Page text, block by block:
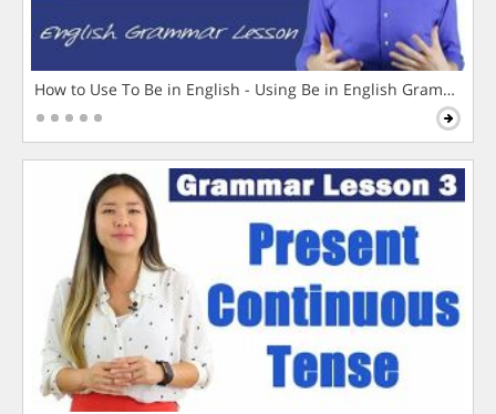
How to Use To Be in English - Using Be in English Grammar